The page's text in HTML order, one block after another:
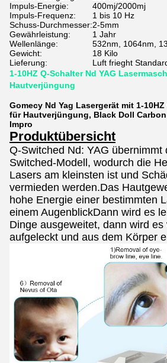
Impuls-Energie:
400mj/2000mj
Impuls-Frequenz:
1 bis 10 Hz
Schuss-Durchmesser:2-5mm
Gewährleistung:
1 Jahr
Wellenlänge:
532nm, 1064nm,
Gewicht:
18 Kilo
Lieferung:
Luft frieght
1-10HZ Q-Schalter Nd YAG
Hautverjüngung
Gomecy Nd Yag Lasergerät mit 1-
für Hautverjüngung, Black Doll
Impro
Produktübersicht
Q-Switched Nd: YAG übernimmt
Switched-Modell, wodurch die
Lasers am kleinsten ist und
vermieden werden.Das
hohe Energie einer bestimmten
einem AugenblickDann wird es
Dinge ausgeweitet, dann wird
aufgeleckt und aus dem Körper